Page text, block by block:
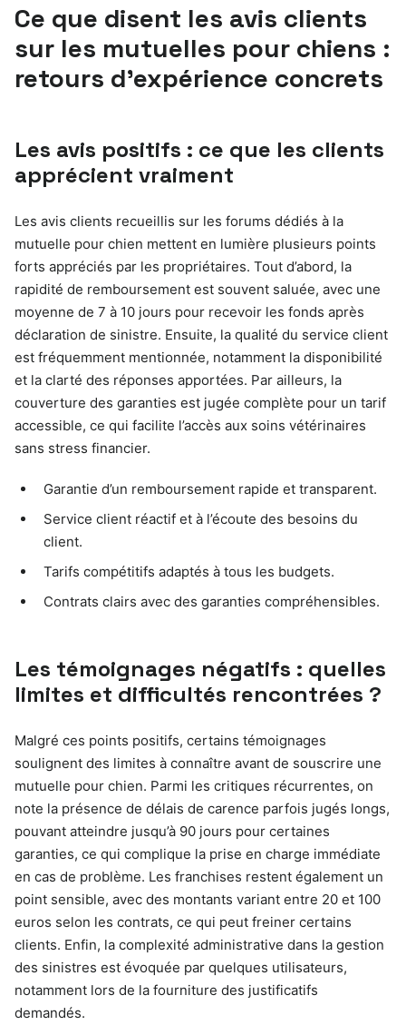
Ce que disent les avis clients
sur les mutuelles pour chiens :
retours d’expérience concrets
Les avis positifs : ce que les clients
apprécient vraiment
Les avis clients recueillis sur les forums dédiés à la
mutuelle pour chien mettent en lumière plusieurs points
forts appréciés par les propriétaires. Tout d’abord, la
rapidité de remboursement est souvent saluée, avec une
moyenne de 7 à 10 jours pour recevoir les fonds après
déclaration de sinistre. Ensuite, la qualité du service client
est fréquemment mentionnée, notamment la disponibilité
et la clarté des réponses apportées. Par ailleurs, la
couverture des garanties est jugée complète pour un tarif
accessible, ce qui facilite l’accès aux soins vétérinaires
sans stress financier.
Garantie d’un remboursement rapide et transparent.
Service client réactif et à l’écoute des besoins du
client.
Tarifs compétitifs adaptés à tous les budgets.
Contrats clairs avec des garanties compréhensibles.
Les témoignages négatifs : quelles
limites et difficultés rencontrées ?
Malgré ces points positifs, certains témoignages
soulignent des limites à connaître avant de souscrire une
mutuelle pour chien. Parmi les critiques récurrentes, on
note la présence de délais de carence parfois jugés longs,
pouvant atteindre jusqu’à 90 jours pour certaines
garanties, ce qui complique la prise en charge immédiate
en cas de problème. Les franchises restent également un
point sensible, avec des montants variant entre 20 et 100
euros selon les contrats, ce qui peut freiner certains
clients. Enfin, la complexité administrative dans la gestion
des sinistres est évoquée par quelques utilisateurs,
notamment lors de la fourniture des justificatifs
demandés.